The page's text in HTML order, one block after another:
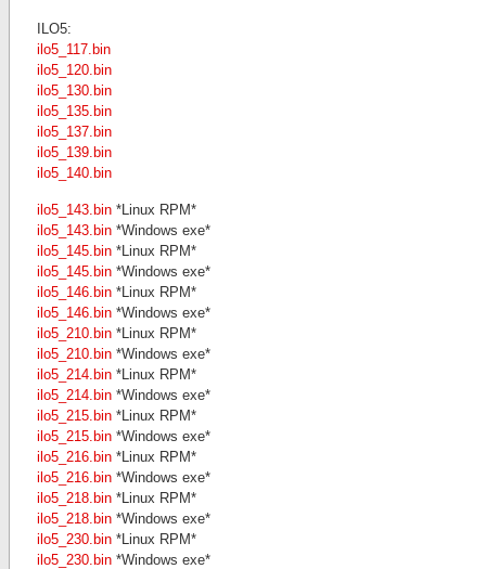
ILO5:
ilo5_117.bin
ilo5_120.bin
ilo5_130.bin
ilo5_135.bin
ilo5_137.bin
ilo5_139.bin
ilo5_140.bin
ilo5_143.bin *Linux RPM*
ilo5_143.bin *Windows exe*
ilo5_145.bin *Linux RPM*
ilo5_145.bin *Windows exe*
ilo5_146.bin *Linux RPM*
ilo5_146.bin *Windows exe*
ilo5_210.bin *Linux RPM*
ilo5_210.bin *Windows exe*
ilo5_214.bin *Linux RPM*
ilo5_214.bin *Windows exe*
ilo5_215.bin *Linux RPM*
ilo5_215.bin *Windows exe*
ilo5_216.bin *Linux RPM*
ilo5_216.bin *Windows exe*
ilo5_218.bin *Linux RPM*
ilo5_218.bin *Windows exe*
ilo5_230.bin *Linux RPM*
ilo5_230.bin *Windows exe*